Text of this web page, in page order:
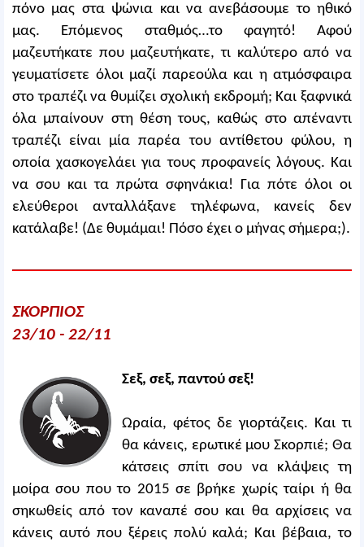
πόνο μας στα ψώνια και να ανεβάσουμε το ηθικό
μας. Επόμενος σταθμός…το φαγητό! Αφού
μαζευτήκατε που μαζευτήκατε, τι καλύτερο από να
γευματίσετε όλοι μαζί παρεούλα και η ατμόσφαιρα
στο τραπέζι να θυμίζει σχολική εκδρομή; Και ξαφνικά
όλα μπαίνουν στη θέση τους, καθώς στο απέναντι
τραπέζι είναι μία παρέα του αντίθετου φύλου, η
οποία χασκογελάει για τους προφανείς λόγους. Και
να σου και τα πρώτα σφηνάκια! Για πότε όλοι οι
ελεύθεροι ανταλλάξανε τηλέφωνα, κανείς δεν
κατάλαβε! (Δε θυμάμαι! Πόσο έχει ο μήνας σήμερα;).
ΣΚΟΡΠΙΟΣ
23/10 - 22/11
Σεξ, σεξ, παντού σεξ!
Ωραία, φέτος δε γιορτάζεις. Και τι
θα κάνεις, ερωτικέ μου Σκορπιέ; Θα
κάτσεις σπίτι σου να κλάψεις τη
μοίρα σου που το 2015 σε βρήκε χωρίς ταίρι ή θα
σηκωθείς από τον καναπέ σου και θα αρχίσεις να
κάνεις αυτό που ξέρεις πολύ καλά; Και βέβαια, το